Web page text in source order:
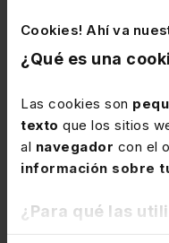
Cookies! Ahí va
¿Qué es una
Las cookies son
texto que los sitios
al navegador con el
información sobre
¿Para qué las
Hacienda,
Pública de la
Aragón
Con efectos desde el
nueva regulación del
le asignan las
anteriormente
Delegaciones
los efectos referidos,
que regulaba esta